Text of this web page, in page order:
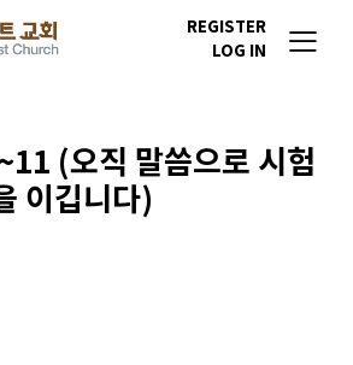
REGISTER
LOG IN
(오직 말씀으로 시험
이깁니다)